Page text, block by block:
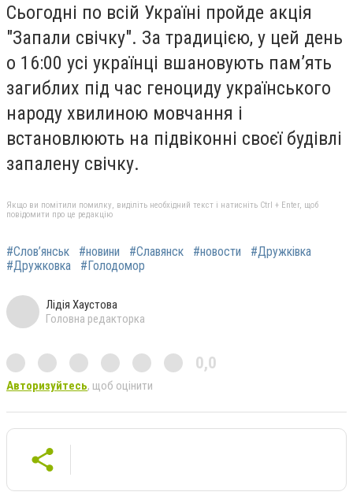
Сьогодні по всій Україні пройде акція
"Запали свічку". За традицією, у цей день
о 16:00 усі українці вшановують пам’ять
загиблих під час геноциду українського
народу хвилиною мовчання і
встановлюють на підвіконні своєї будівлі
запалену свічку.
Якщо ви помітили помилку, виділіть необхідний текст і натисніть Ctrl + Enter, щоб
повідомити про це редакцію
#Слов’янськ #новини #Славянск #новости
#Дружківка
#Дружковка
#Голодомор
Лідія Хаустова
Головна редакторка
0,0
Авторизуйтесь, щоб оцінити